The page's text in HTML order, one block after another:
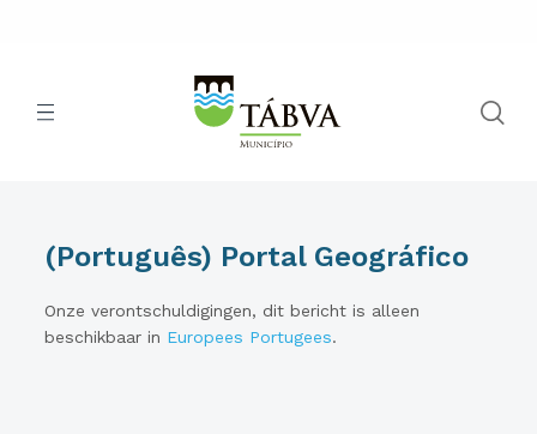
(Português) Portal Geográfico
Onze verontschuldigingen, dit bericht is alleen
beschikbaar in Europees Portugees.